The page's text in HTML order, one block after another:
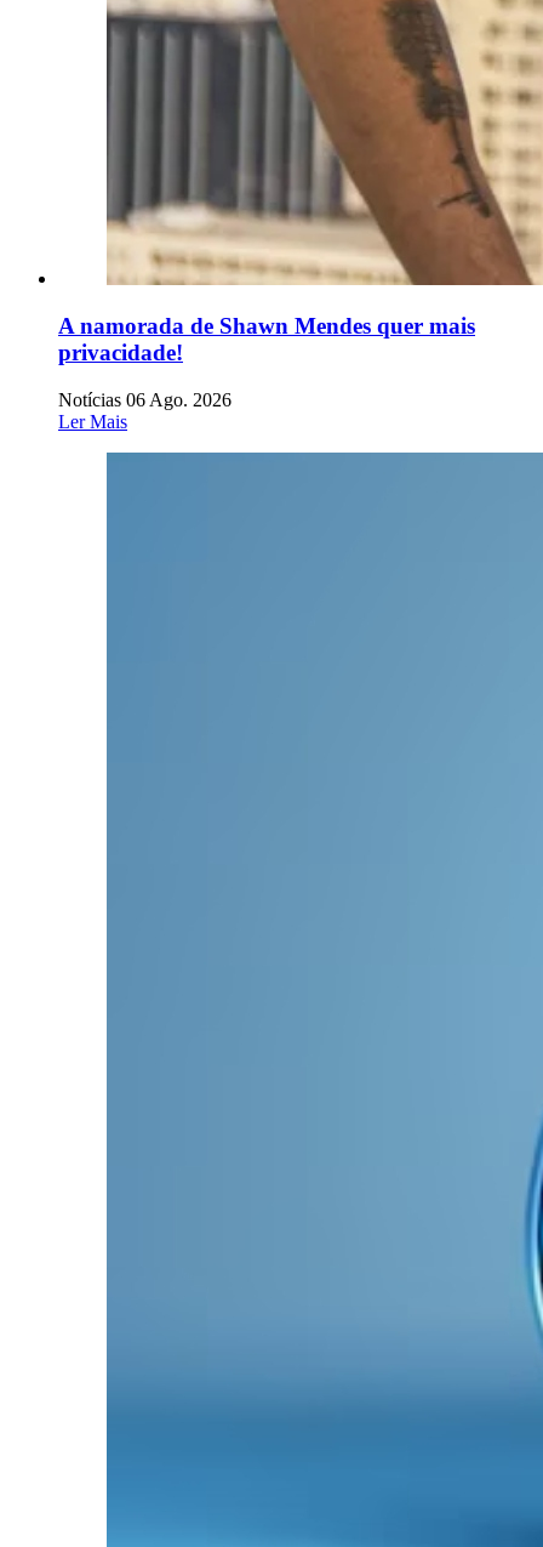
A namorada de Shawn Mendes quer mais
privacidade!
Notícias 06 Ago. 2026
Ler Mais